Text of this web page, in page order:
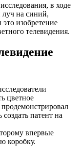
в ходе
луч на синий,
изобретение
телевидения.
цветное
патент на
впервые
коробку.